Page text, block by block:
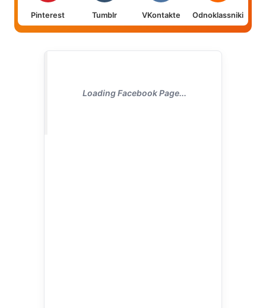
Pinterest Tumblr VKontakte Odnoklassniki
Loading Facebook Page...